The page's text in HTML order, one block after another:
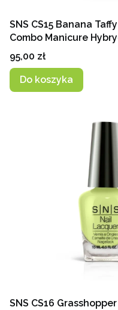
SNS CS15 Banana
Combo Manicure
Cena
95,00 zł
Do koszyka
SNS CS16